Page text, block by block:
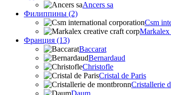
Ancers sa
Филиппины (2)
Csm
Markalex
Франция (13)
Baccarat
Bernardaud
Christofle
Cristal de Paris
Cristallerie
Daum